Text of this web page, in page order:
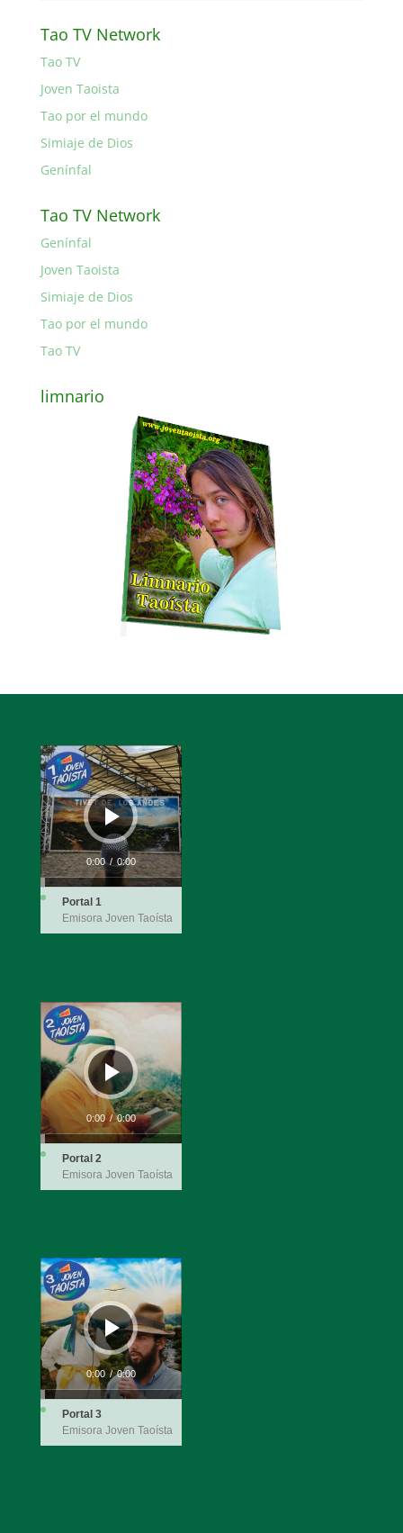
Tao TV Network
Tao TV
Joven Taoista
Tao por el mundo
Simiaje de Dios
Genínfal
Tao TV Network
Genínfal
Joven Taoista
Simiaje de Dios
Tao por el mundo
Tao TV
limnario
Reproductor
de
audio
0:00 / 0:00
Portal 1
Emisora Joven Taoísta
Reproductor
de
audio
0:00 / 0:00
Portal 2
Emisora Joven Taoísta
Reproductor
de
audio
0:00 / 0:00
Portal 3
Emisora Joven Taoísta